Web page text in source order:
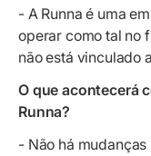
- A Runna é uma
operar como tal no
não está vinculado
O que acontecerá
Runna?
- Não há